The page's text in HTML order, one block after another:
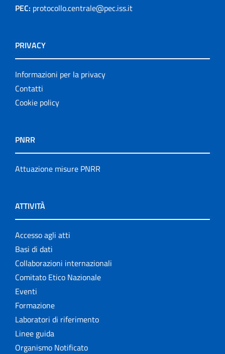
PEC: protocollo.centrale@pec.iss.it
PRIVACY
Informazioni per la privacy
Contatti
Cookie policy
PNRR
Attuazione misure PNRR
ATTIVITÀ
Accesso agli atti
Basi di dati
Collaborazioni internazionali
Comitato Etico Nazionale
Eventi
Formazione
Laboratori di riferimento
Linee guida
Organismo Notificato